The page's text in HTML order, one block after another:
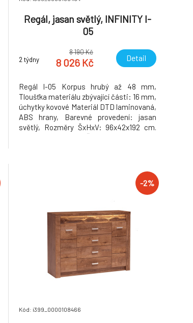
Regál, jasan světlý, INFINITY I-
05
2 týdny
8 190 Kč
8 026 Kč Detail
Regál I-05 Korpus hrubý až 48 mm,
Tloušťka materiálu zbývající části: 16 mm,
úchytky kovové Materiál DTD laminovaná,
ABS hrany, Barevné provedení: jasan
světlý, Rozměry ŠxHxV: 96x42x192 cm.
-2%
Kód: i399_0000108466